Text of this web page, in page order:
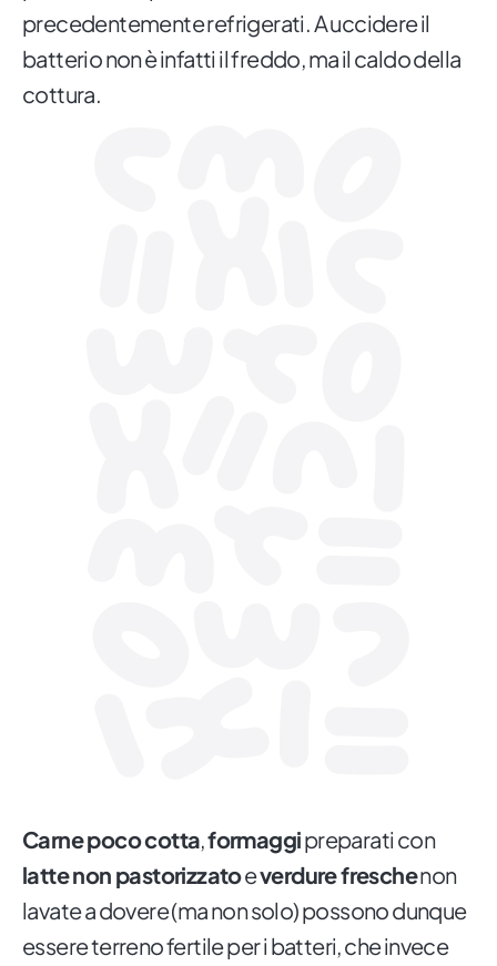
precedentemente refrigerati. A uccidere il
batterio non è infatti il freddo, ma il caldo della
cottura.
Carne poco cotta,formaggipreparati con
latte non pastorizzatoeverdure freschenon
lavate a dovere (ma non solo) possono dunque
essere terreno fertile per i batteri, che invece